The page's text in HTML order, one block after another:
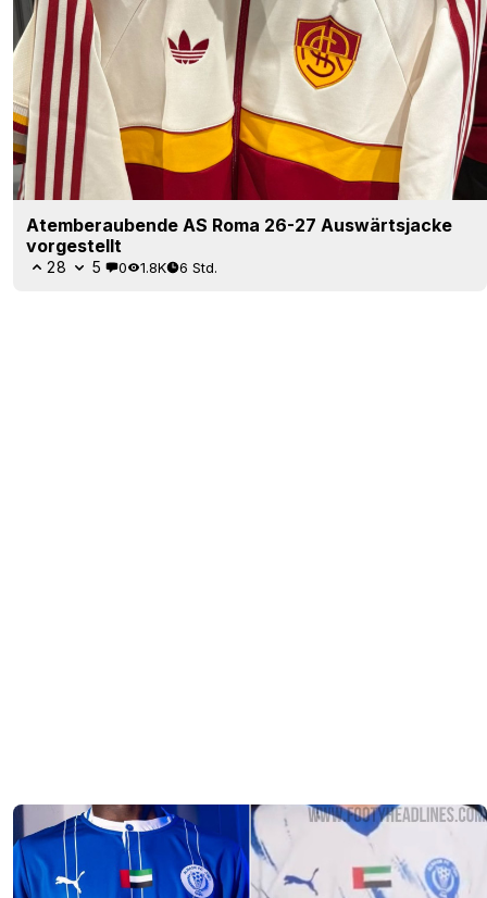
Atemberaubende AS Roma 26-27 Auswärtsjacke
vorgestellt
28 5 0 1.8K 6 Std.